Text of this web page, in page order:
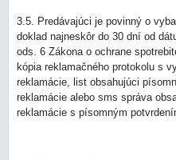
3.5. Predávajúci je povinný o
doklad najneskôr do 30 dní od
ods. 6 Zákona o ochrane
kópia reklamačného protokolu s
reklamácie, list obsahujúci
reklamácie alebo sms správa
reklamácie s písomným